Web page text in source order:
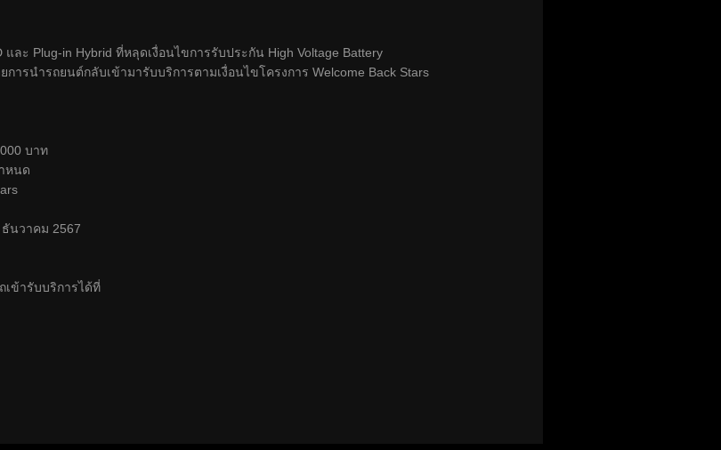
ละ Plug-in Hybrid ที่หลุดเงื่อนไขการรับประกัน High Voltage Battery
ารนำรถยนต์กลับเข้ามารับบริการตามเงื่อนไขโครงการ Welcome Back Stars
บาท
หนด
นวาคม 2567
ข้ารับบริการได้ที่